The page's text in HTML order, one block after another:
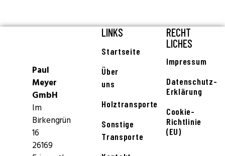
Paul
Meyer
GmbH
Im
Birkengrün
16
26169
LINKS
Startseite
Über
uns
Holztransporte
Sonstige
Transporte
RECHT
LICHES
Impressum
Datenschutz-
Erklärung
Cookie-
Richtlinie
(EU)